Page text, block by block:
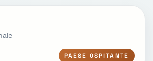
PAESE OSPITANTE